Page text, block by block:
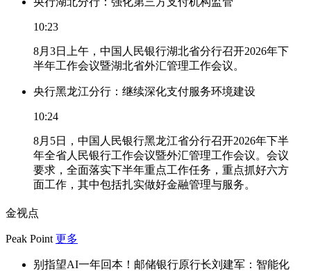
10:23
8月3日上午，中国人民银行湖北省分行召开2026年下
半年工作会议暨湖北省外汇管理工作会议。
央行黑龙江分行：继续深化支付服务环境建设
10:24
8月5日，中国人民银行黑龙江省分行召开2026年下半
年全省人民银行工作会议暨外汇管理工作会议。会议
要求，全面落实下半年重点工作任务，重点抓好六方
面工作，其中包括扎实做好金融管理与服务。
金视点
Peak Point 更多
别指望AI一年回本！邮储银行原行长刘建军：智能化